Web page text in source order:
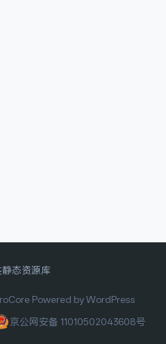
静态资源库
Powered by WordPress
京公网安备 11010502043608号